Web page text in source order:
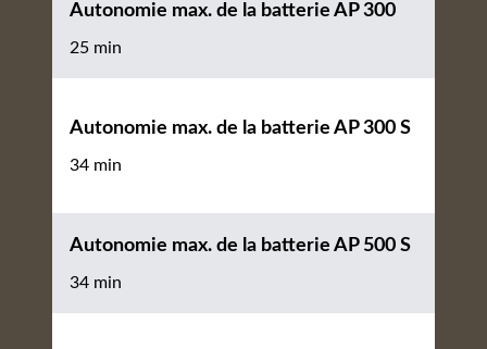
Autonomie max. de la batterie AP 300
25 min
Autonomie max. de la batterie AP 300 S
34 min
Autonomie max. de la batterie AP 500 S
34 min